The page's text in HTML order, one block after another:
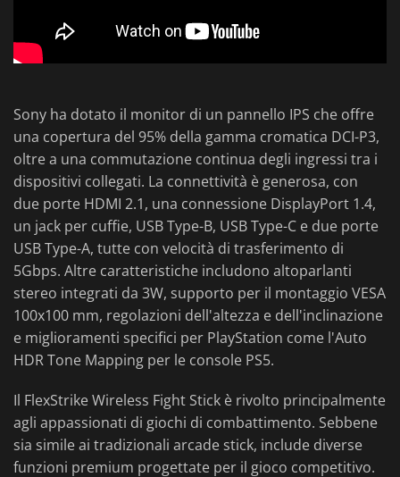
Sony ha dotato il monitor di un pannello IPS che offre
una copertura del 95% della gamma cromatica DCI-P3,
oltre a una commutazione continua degli ingressi tra i
dispositivi collegati. La connettività è generosa, con
due porte HDMI 2.1, una connessione DisplayPort 1.4,
un jack per cuffie, USB Type-B, USB Type-C e due porte
USB Type-A, tutte con velocità di trasferimento di
5Gbps. Altre caratteristiche includono altoparlanti
stereo integrati da 3W, supporto per il montaggio VESA
100x100 mm, regolazioni dell'altezza e dell'inclinazione
e miglioramenti specifici per PlayStation come l'Auto
HDR Tone Mapping per le console PS5.
Il FlexStrike Wireless Fight Stick è rivolto principalmente
agli appassionati di giochi di combattimento. Sebbene
sia simile ai tradizionali arcade stick, include diverse
funzioni premium progettate per il gioco competitivo.